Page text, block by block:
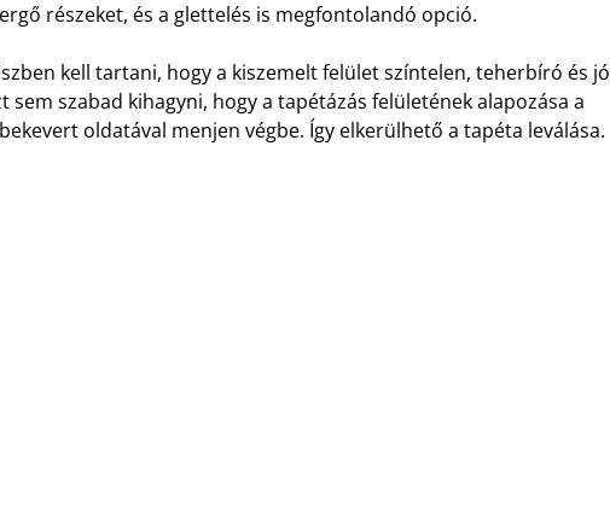
részeket, és a glettelés is megfontolandó opció.
kell tartani, hogy a kiszemelt felület színtelen, teherbíró és jó
sem szabad kihagyni, hogy a tapétázás felületének alapozása a
oldatával menjen végbe. Így elkerülhető a tapéta leválása.